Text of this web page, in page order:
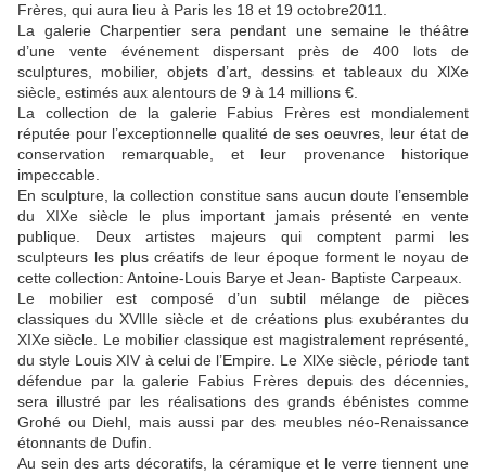
Frères, qui aura lieu à Paris les 18 et 19 octobre2011.
La galerie Charpentier sera pendant une semaine le théâtre
d’une vente événement dispersant près de 400 lots de
sculptures, mobilier, objets d’art, dessins et tableaux du XlXe
siècle, estimés aux alentours de 9 à 14 millions €.
La collection de la galerie Fabius Frères est mondialement
réputée pour l’exceptionnelle qualité de ses oeuvres, leur état de
conservation remarquable, et leur provenance historique
impeccable.
En sculpture, la collection constitue sans aucun doute l’ensemble
du XIXe siècle le plus important jamais présenté en vente
publique. Deux artistes majeurs qui comptent parmi les
sculpteurs les plus créatifs de leur époque forment le noyau de
cette collection: Antoine-Louis Barye et Jean- Baptiste Carpeaux.
Le mobilier est composé d’un subtil mélange de pièces
classiques du XVlIle siècle et de créations plus exubérantes du
XIXe siècle. Le mobilier classique est magistralement représenté,
du style Louis XIV à celui de l’Empire. Le XlXe siècle, période tant
défendue par la galerie Fabius Frères depuis des décennies,
sera illustré par les réalisations des grands ébénistes comme
Grohé ou Diehl, mais aussi par des meubles néo-Renaissance
étonnants de Dufin.
Au sein des arts décoratifs, la céramique et le verre tiennent une